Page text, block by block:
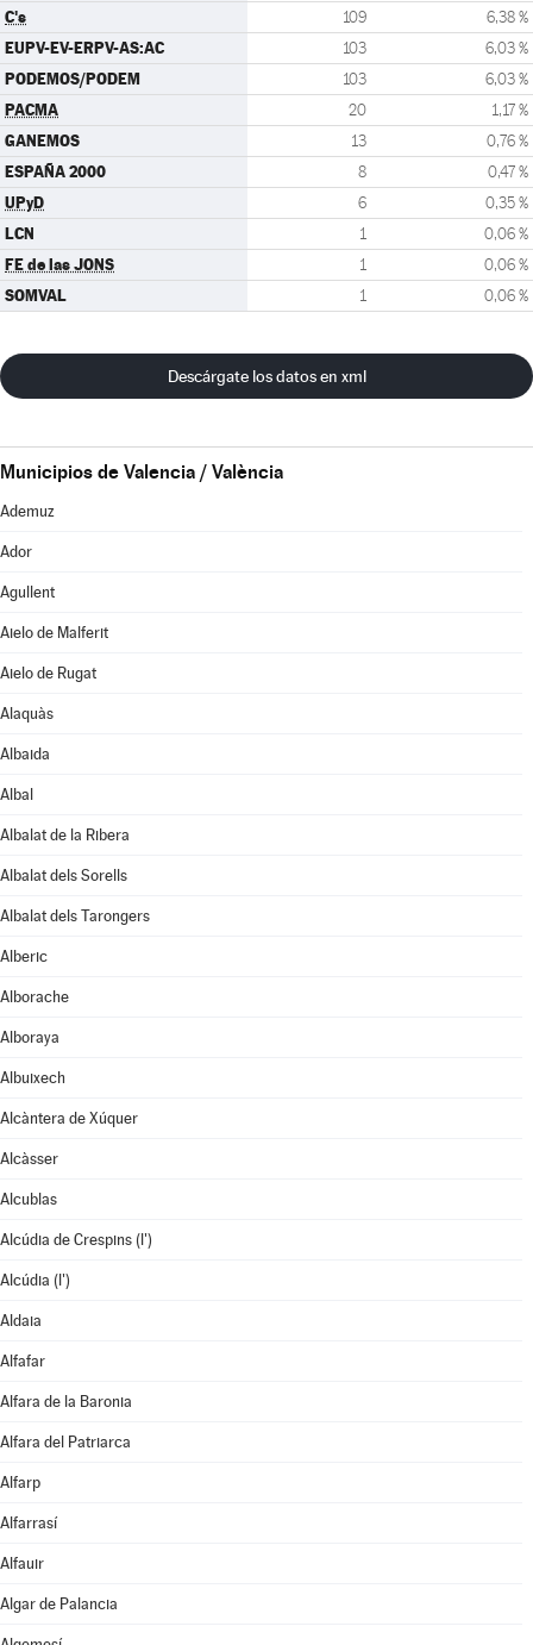
C's 109 6,38 %
EUPV-EV-ERPV-AS:AC 103 6,03 %
PODEMOS/PODEM 103 6,03 %
PACMA 20 1,17 %
GANEMOS 13 0,76 %
ESPAÑA 2000 8 0,47 %
UPyD 6 0,35 %
LCN 1 0,06 %
FE de las JONS 1 0,06 %
SOMVAL 1 0,06 %
Descárgate los datos en xml
Municipios de Valencia / València
Ademuz
Ador
Agullent
Aielo de Malferit
Aielo de Rugat
Alaquàs
Albaida
Albal
Albalat de la Ribera
Albalat dels Sorells
Albalat dels Tarongers
Alberic
Alborache
Alboraya
Albuixech
Alcàntera de Xúquer
Alcàsser
Alcublas
Alcúdia de Crespins (l')
Alcúdia (l')
Aldaia
Alfafar
Alfara de la Baronia
Alfara del Patriarca
Alfarp
Alfarrasí
Alfauir
Algar de Palancia